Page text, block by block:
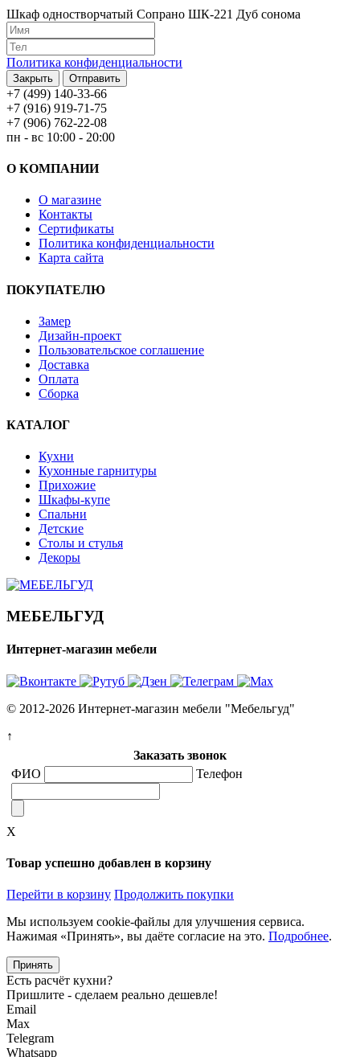
Шкаф одностворчатый Сопрано ШК-221 Дуб сонома
Политика конфиденциальности
Закрыть Отправить
+7 (499) 140-33-66
+7 (916) 919-71-75
+7 (906) 762-22-08
пн - вс 10:00 - 20:00
О КОМПАНИИ
О магазине
Контакты
Сертификаты
Политика конфиденциальности
Карта сайта
ПОКУПАТЕЛЮ
Замер
Дизайн-проект
Пользовательское соглашение
Доставка
Оплата
Сборка
КАТАЛОГ
Кухни
Кухонные гарнитуры
Прихожие
Шкафы-купе
Спальни
Детские
Столы и стулья
Декоры
МЕБЕЛЬГУД
Интернет-магазин мебели
© 2012-2026 Интернет-магазин мебели "Мебельгуд"
↑
Заказать звонок
ФИО
Телефон
X
Товар успешно добавлен в корзину
Перейти в корзину Продолжить покупки
Мы используем cookie-файлы для улучшения сервиса.
Нажимая «Принять», вы даёте согласие на это. Подробнее.
Принять
Есть расчёт кухни?
Пришлите - сделаем реально дешевле!
Email
Max
Telegram
Whatsapp